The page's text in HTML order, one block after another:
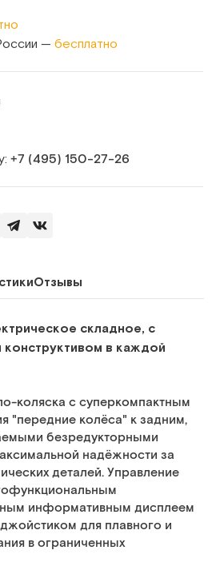
— бесплатно
+7 (495) 150‑27‑26
Отзывы
складное, с
в каждой
коляска с суперкомпактным
"передние колёса" к задним,
безредукторными
надёжности за
деталей. Управление
информативным дисплеем
для плавного и
в ограниченных